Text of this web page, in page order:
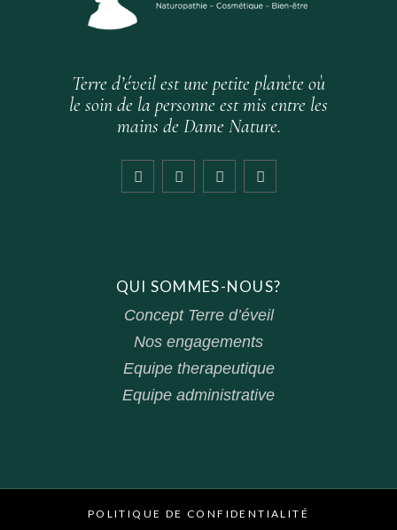
Terre d’éveil est une petite planète où
le soin de la personne est mis entre les
mains de Dame Nature.
QUI SOMMES-NOUS?
Concept Terre d’éveil
Nos engagements
Equipe therapeutique
Equipe administrative
POLITIQUE DE CONFIDENTIALITÉ